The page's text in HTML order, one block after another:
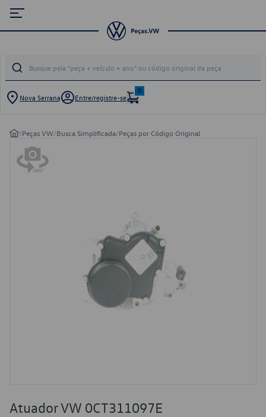
Nova Serrana Entre/registre-se
0
/Peças VW/Busca Simplificada/Peças por Código Original
Atuador VW 0CT311097E